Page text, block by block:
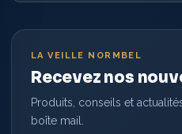
LA VEILLE NORMBEL
Recevez nos
Produits, conseils et
boîte mail.